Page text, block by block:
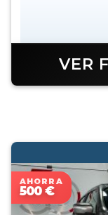
VER
AHORRA
500 €